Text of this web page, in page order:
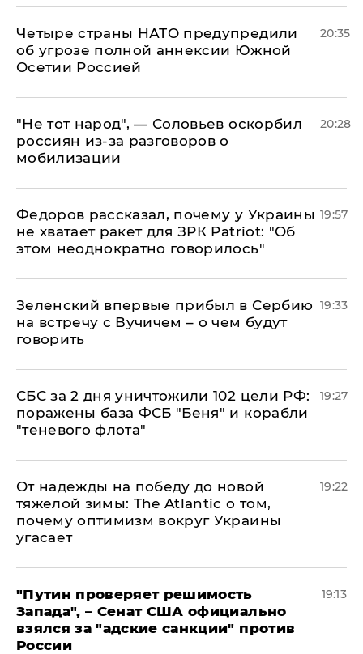
Четыре страны НАТО предупредили
об угрозе полной аннексии Южной
Осетии Россией
20:35
​"Не тот народ", — Соловьев оскорбил
россиян из-за разговоров о
мобилизации
20:28
Федоров рассказал, почему у Украины
не хватает ракет для ЗРК Patriot: "Об
этом неоднократно говорилось"
19:57
Зеленский впервые прибыл в Сербию
на встречу с Вучичем – о чем будут
говорить
19:33
СБС за 2 дня уничтожили 102 цели РФ:
поражены база ФСБ "Беня" и корабли
"теневого флота"
19:27
От надежды на победу до новой
тяжелой зимы: The Atlantic о том,
почему оптимизм вокруг Украины
угасает
19:22
"Путин проверяет решимость
Запада", – Сенат США официально
взялся за "адские санкции" против
России
19:13